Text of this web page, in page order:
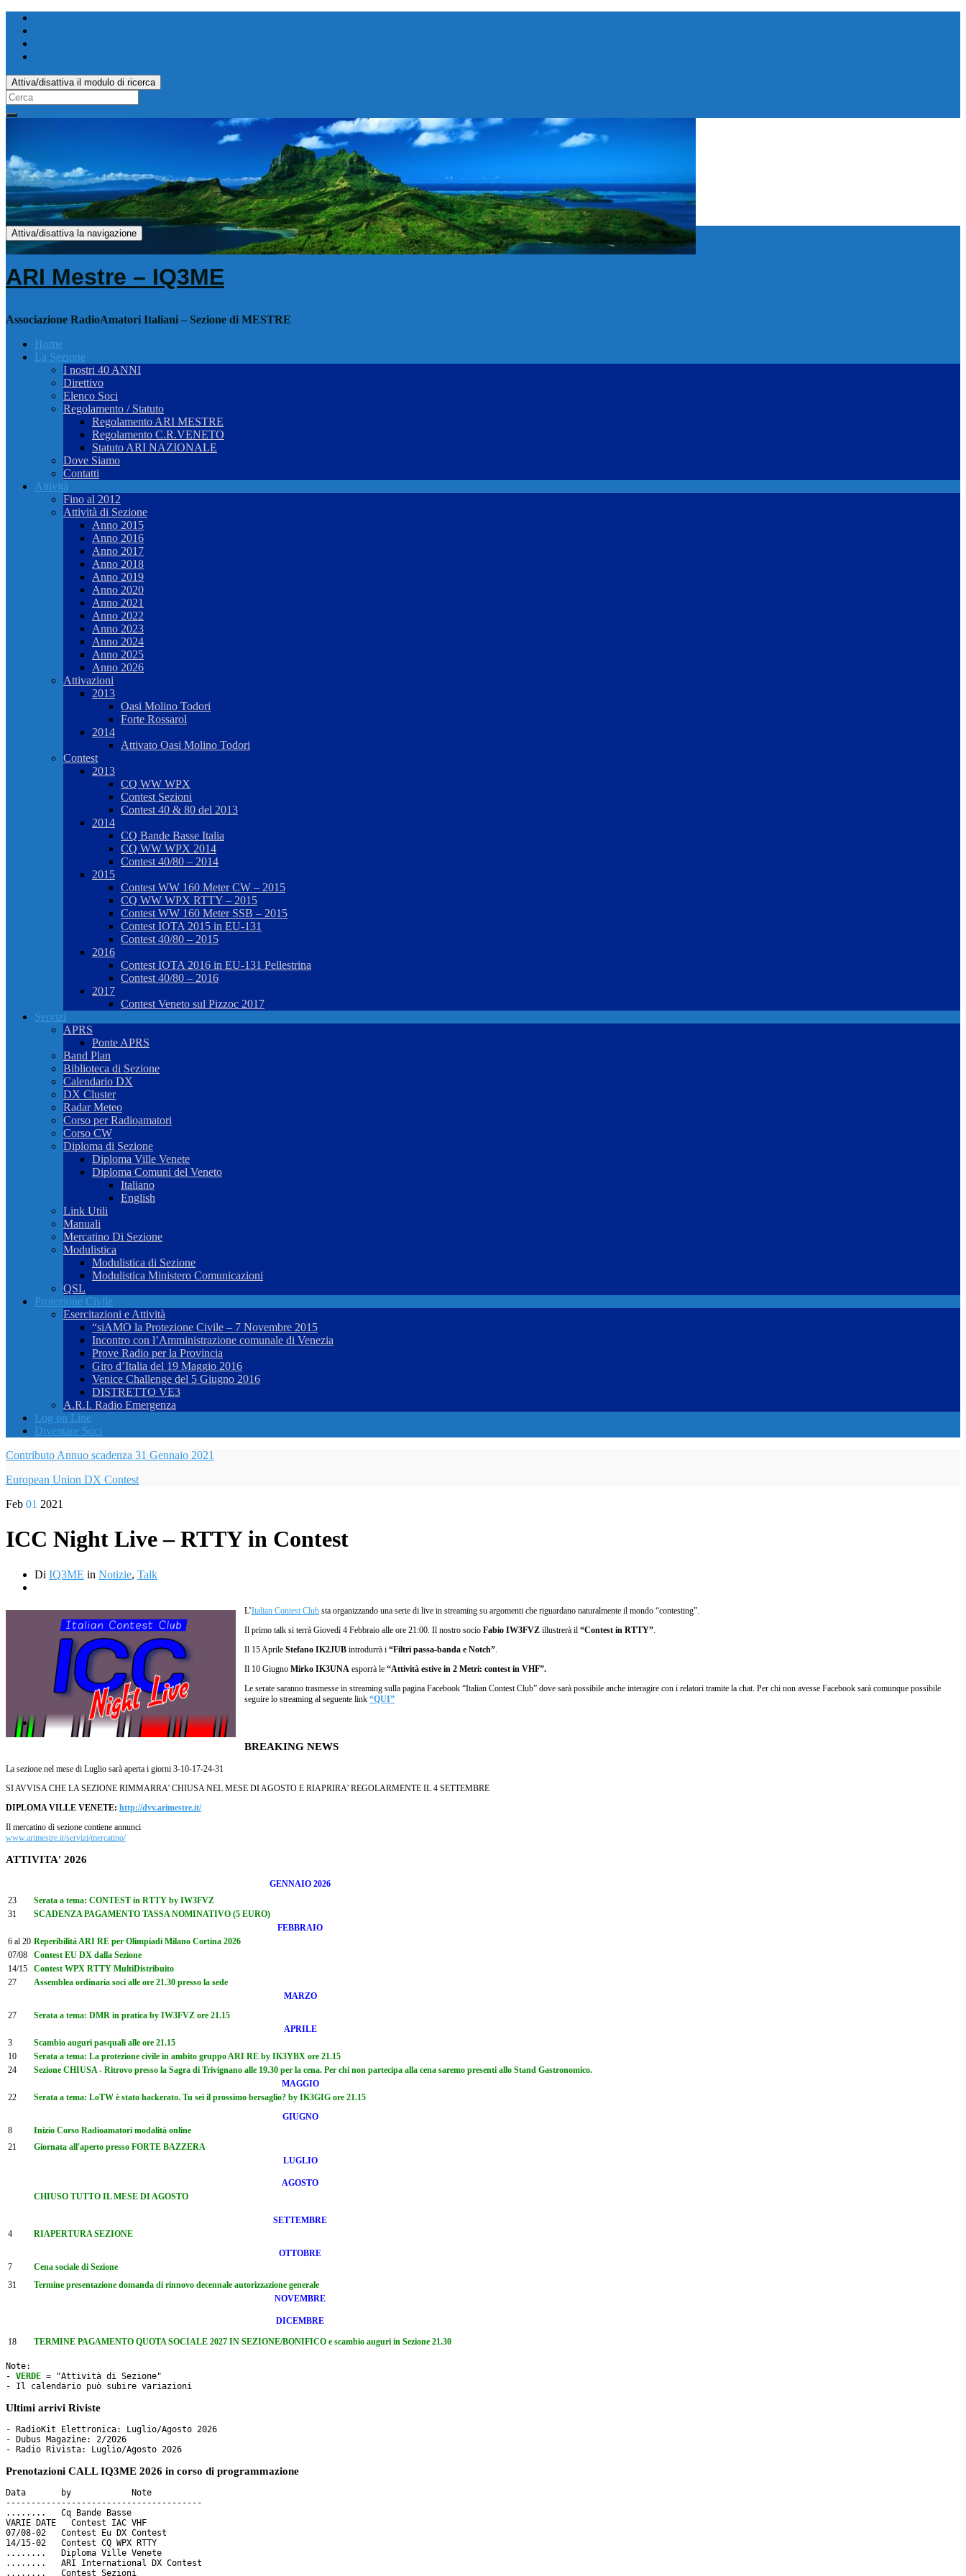
Attiva/disattiva il modulo di ricerca
Search
for:
Attiva/disattiva la navigazione
ARI Mestre – IQ3ME
Associazione RadioAmatori Italiani – Sezione di MESTRE
Home
La Sezione
I nostri 40 ANNI
Direttivo
Elenco Soci
Regolamento / Statuto
Regolamento ARI MESTRE
Regolamento C.R.VENETO
Statuto ARI NAZIONALE
Dove Siamo
Contatti
Attività
Fino al 2012
Attività di Sezione
Anno 2015
Anno 2016
Anno 2017
Anno 2018
Anno 2019
Anno 2020
Anno 2021
Anno 2022
Anno 2023
Anno 2024
Anno 2025
Anno 2026
Attivazioni
2013
Oasi Molino Todori
Forte Rossarol
2014
Attivato Oasi Molino Todori
Contest
2013
CQ WW WPX
Contest Sezioni
Contest 40 & 80 del 2013
2014
CQ Bande Basse Italia
CQ WW WPX 2014
Contest 40/80 – 2014
2015
Contest WW 160 Meter CW – 2015
CQ WW WPX RTTY – 2015
Contest WW 160 Meter SSB – 2015
Contest IOTA 2015 in EU-131
Contest 40/80 – 2015
2016
Contest IOTA 2016 in EU-131 Pellestrina
Contest 40/80 – 2016
2017
Contest Veneto sul Pizzoc 2017
Servizi
APRS
Ponte APRS
Band Plan
Biblioteca di Sezione
Calendario DX
DX Cluster
Radar Meteo
Corso per Radioamatori
Corso CW
Diploma di Sezione
Diploma Ville Venete
Diploma Comuni del Veneto
Italiano
English
Link Utili
Manuali
Mercatino Di Sezione
Modulistica
Modulistica di Sezione
Modulistica Ministero Comunicazioni
QSL
Protezione Civile
Esercitazioni e Attività
“siAMO la Protezione Civile – 7 Novembre 2015
Incontro con l’Amministrazione comunale di Venezia
Prove Radio per la Provincia
Giro d’Italia del 19 Maggio 2016
Venice Challenge del 5 Giugno 2016
DISTRETTO VE3
A.R.I. Radio Emergenza
Log on Line
Diventare Soci
Contributo Annuo scadenza 31 Gennaio 2021
European Union DX Contest
Feb 01 2021
ICC Night Live – RTTY in Contest
Di IQ3ME in Notizie, Talk
L’Italian Contest Club sta organizzando una serie di live in streaming su argomenti che riguardano naturalmente il mondo “contesting”.
Il primo talk si terrà Giovedì 4 Febbraio alle ore 21:00. Il nostro socio Fabio IW3FVZ illustrerà il “Contest in RTTY”.
Il 15 Aprile Stefano IK2JUB introdurrà i “Filtri passa-banda e Notch”.
Il 10 Giugno Mirko IK3UNA esporrà le “Attività estive in 2 Metri: contest in VHF”.
Le serate saranno trasmesse in streaming sulla pagina Facebook “Italian Contest Club” dove sarà possibile anche interagire con i relatori tramite la chat. Per chi non avesse Facebook sarà comunque possibile
seguire lo streaming al seguente link “QUI”
BREAKING NEWS
La sezione nel mese di Luglio sarà aperta i giorni 3-10-17-24-31
SI AVVISA CHE LA SEZIONE RIMMARRA' CHIUSA NEL MESE DI AGOSTO E RIAPRIRA' REGOLARMENTE IL 4 SETTEMBRE
DIPLOMA VILLE VENETE: http://dvv.arimestre.it/
Il mercatino di sezione contiene annunci
www.arimestre.it/servizi/mercatino/
ATTIVITA' 2026
GENNAIO 2026
23
Serata a tema: CONTEST in RTTY by IW3FVZ
31
SCADENZA PAGAMENTO TASSA NOMINATIVO (5 EURO)
FEBBRAIO
6 al 20 Reperibilità ARI RE per Olimpiadi Milano Cortina 2026
07/08
Contest EU DX dalla Sezione
14/15
Contest WPX RTTY MultiDistribuito
27
Assemblea ordinaria soci alle ore 21.30 presso la sede
MARZO
27
Serata a tema: DMR in pratica by IW3FVZ ore 21.15
APRILE
3
Scambio auguri pasquali alle ore 21.15
10
Serata a tema: La protezione civile in ambito gruppo ARI RE by IK3YBX ore 21.15
24
Sezione CHIUSA - Ritrovo presso la Sagra di Trivignano alle 19.30 per la cena. Per chi non partecipa alla cena saremo presenti allo Stand Gastronomico.
MAGGIO
22
Serata a tema: LoTW è stato hackerato. Tu sei il prossimo bersaglio? by IK3GIG ore 21.15
GIUGNO
8
Inizio Corso Radioamatori modalità online
21
Giornata all'aperto presso FORTE BAZZERA
LUGLIO
AGOSTO
CHIUSO TUTTO IL MESE DI AGOSTO
SETTEMBRE
4
RIAPERTURA SEZIONE
OTTOBRE
7
Cena sociale di Sezione
31
Termine presentazione domanda di rinnovo decennale autorizzazione generale
NOVEMBRE
DICEMBRE
18 TERMINE PAGAMENTO QUOTA SOCIALE 2027 IN SEZIONE/BONIFICO e scambio auguri in Sezione 21.30
Note:
- VERDE = "Attività di Sezione"
- Il calendario può subire variazioni
Ultimi arrivi Riviste
- RadioKit Elettronica: Luglio/Agosto 2026
- Dubus Magazine: 2/2026
Prenotazioni CALL IQ3ME 2026 in corso di programmazione
Data       by     	 Note
---------------------------------------
........   Cq Bande Basse
VARIE DATE   Contest IAC VHF
07/08-02   Contest Eu DX Contest
14/15-02   Contest CQ WPX RTTY
........   Diploma Ville Venete
........   ARI International DX Contest
........   Contest Sezioni